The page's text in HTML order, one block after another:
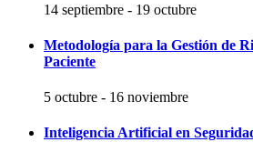
14 septiembre - 19 octubre
Metodología para la Gestión de
Paciente
5 octubre - 16 noviembre
Inteligencia Artificial en